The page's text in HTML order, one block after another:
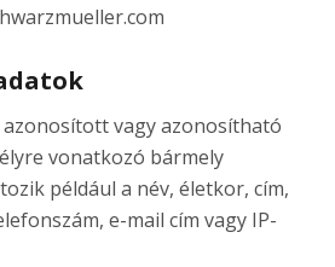
azonosított vagy azonosítható
vonatkozó bármely
például a név, életkor, cím,
e-mail cím vagy IP-